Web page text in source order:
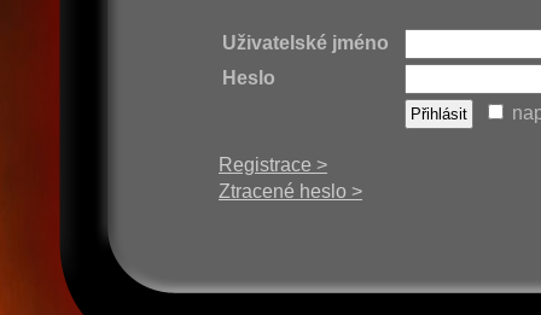
Uživatelské jméno
Heslo
Registrace >
Ztracené heslo >